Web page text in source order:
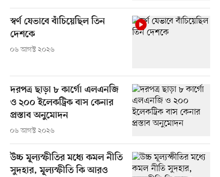
স্বর্ণ যেভাবে বাঁচিয়েছিল তিন
দেশকে
০৬ আগস্ট ২০২৬
দরপত্র ছাড়া ৮ কার্গো এলএনজি
ও ২০০ ইলেকট্রিক বাস কেনার
প্রস্তাব অনুমোদন
০৬ আগস্ট ২০২৬
উচ্চ মূল্যস্ফীতির মধ্যে কমল নীতি
সুদহার, মূল্যস্ফীতি কি আরও